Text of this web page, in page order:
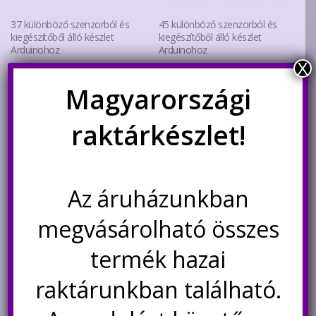
37 különböző szenzorból és
kiegészítőből álló készlet
Arduinohoz
Kosárba teszem
45 különböző szenzorból és
kiegészítőből álló készlet
Arduinohoz
price
was:
12.200Ft.
price
is:
10.900Ft.
Kosárba teszem
Magyarországi
raktárkészlet!
Az áruházunkban
megvásárolható összes
termék hazai
raktárunkban található.
X